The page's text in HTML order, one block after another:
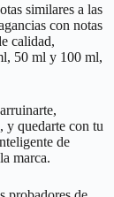
similares a las
con notas
calidad,
50 ml y 100 ml,
y quedarte con tu
de
marca.